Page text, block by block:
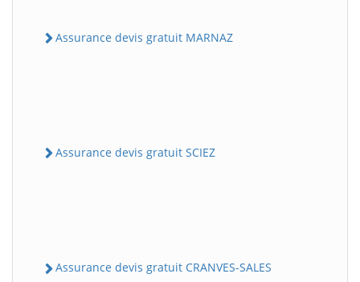
Assurance devis gratuit MARNAZ
Assurance devis gratuit SCIEZ
Assurance devis gratuit CRANVES-SALES